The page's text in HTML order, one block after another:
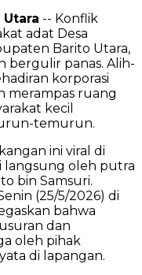
Utara -- Konflik
adat Desa
Barito Utara,
bergulir panas. Alih-
korporasi
merampas ruang
kecil
temurun.
ini viral di
langsung oleh putra
bin Samsuri.
(25/5/2026) di
bahwa
dan
oleh pihak
di lapangan.